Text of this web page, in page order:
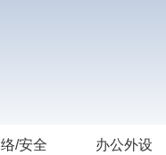
/安全 办公外设